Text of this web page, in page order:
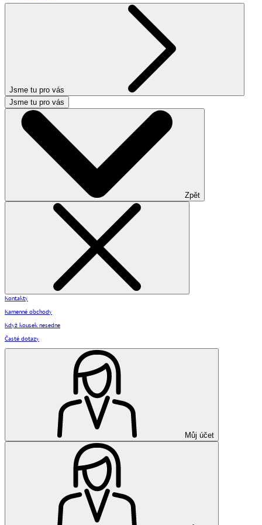
Jsme tu pro vás
Jsme tu pro vás
Zpět
Kontakty
Kamenné obchody
Když kousek nesedne
Časté dotazy
Můj účet